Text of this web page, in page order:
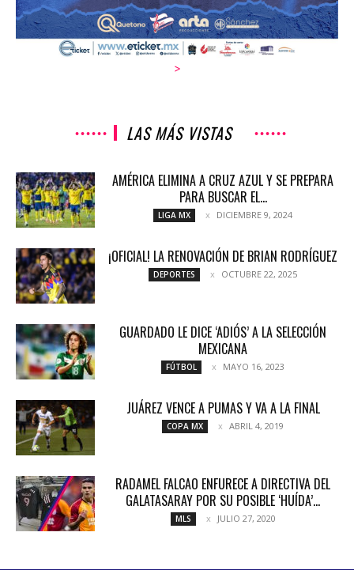
>
LAS MÁS VISTAS
AMÉRICA ELIMINA A CRUZ AZUL Y SE PREPARA
PARA BUSCAR EL...
LIGA MX DICIEMBRE 9, 2024
¡OFICIAL! LA RENOVACIÓN DE BRIAN RODRÍGUEZ
DEPORTES OCTUBRE 22, 2025
GUARDADO LE DICE ‘ADIÓS’ A LA SELECCIÓN
MEXICANA
FÚTBOL MAYO 16, 2023
JUÁREZ VENCE A PUMAS Y VA A LA FINAL
COPA MX ABRIL 4, 2019
RADAMEL FALCAO ENFURECE A DIRECTIVA DEL
GALATASARAY POR SU POSIBLE ‘HUÍDA’...
MLS JULIO 27, 2020